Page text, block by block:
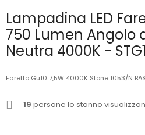
Lampadina LED
750 Lumen Angolo
Neutra 4000K -
Faretto Gu10 7,5W 4000K Stone 1053/N
19 persone lo stanno